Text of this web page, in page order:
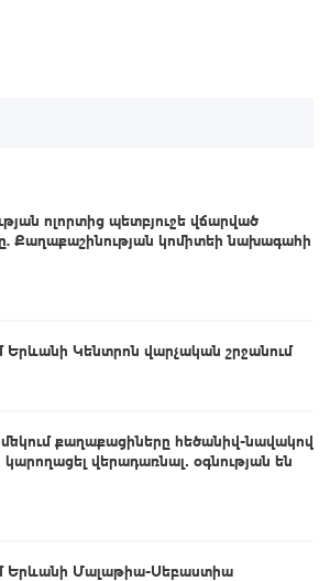
ոլորտից պետբյուջե վճարված
Քաղաքաշինության կոմիտեի նախագահի
Կենտրոն վարչական շրջանում
քաղաքացիները հեծանիվ-նավակով
վերադառնալ․ օգնության են
Երևանի Մալաթիա-Սեբաստիա